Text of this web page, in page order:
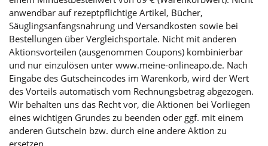
anwendbar auf rezeptpflichtige Artikel, Bücher,
Säuglingsanfangsnahrung und Versandkosten sowie bei
Bestellungen über Vergleichsportale. Nicht mit anderen
Aktionsvorteilen (ausgenommen Coupons) kombinierbar
und nur einzulösen unter www.meine-onlineapo.de. Nach
Eingabe des Gutscheincodes im Warenkorb, wird der Wert
des Vorteils automatisch vom Rechnungsbetrag abgezogen.
Wir behalten uns das Recht vor, die Aktionen bei Vorliegen
eines wichtigen Grundes zu beenden oder ggf. mit einem
anderen Gutschein bzw. durch eine andere Aktion zu